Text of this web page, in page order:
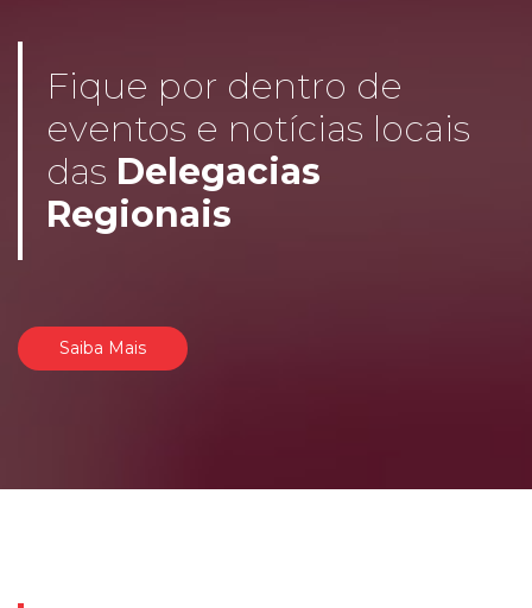
Fique por dentro de
eventos e notícias locais
das Delegacias
Regionais
Saiba Mais